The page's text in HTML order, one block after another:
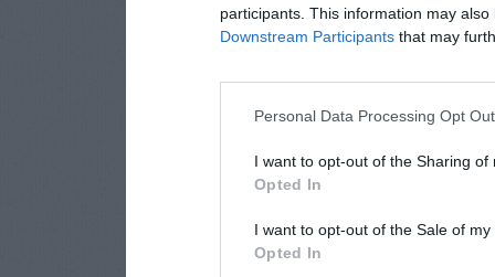
participants. This information may
Downstream Participants that may
Personal Data Processing Opt
I want to opt-out of the Sharing of
Opted In
I want to opt-out of the Sale of
Opted In